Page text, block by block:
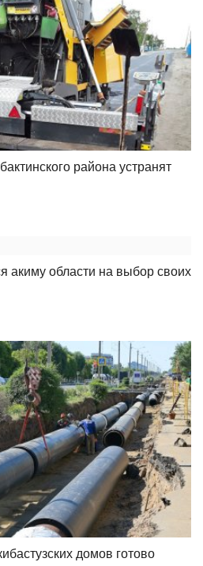
района устранят
акиму области на выбор своих
домов готово